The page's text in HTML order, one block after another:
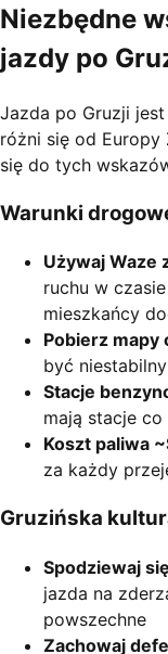
Niezbędne
jazdy po
Jazda po Gruzji
różni się od Europy
się do tych
Warunki
Używaj Waze
ruchu w
mieszkańcy
Pobierz mapy
być
Stacje
mają stacje
Koszt paliwa
za każdy
Gruzińska
Spodziewaj
jazda na
powszechne
Zachowaj